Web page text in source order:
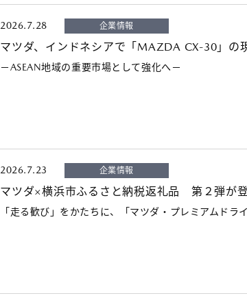
2026.7.28 企業情報
マツダ、インドネシアで「MAZDA CX-30」の
－ASEAN地域の重要市場として強化へ－
2026.7.23 企業情報
マツダ×横浜市ふるさと納税返礼品 第２弾が
「走る歓び」をかたちに、「マツダ・プレミアムドラ